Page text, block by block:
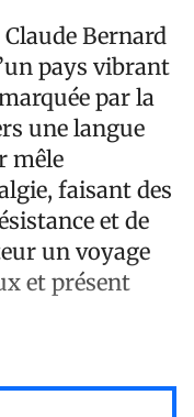
Bernard
pays vibrant
par la
une langue
mêle
faisant des
et de
un voyage
et présent